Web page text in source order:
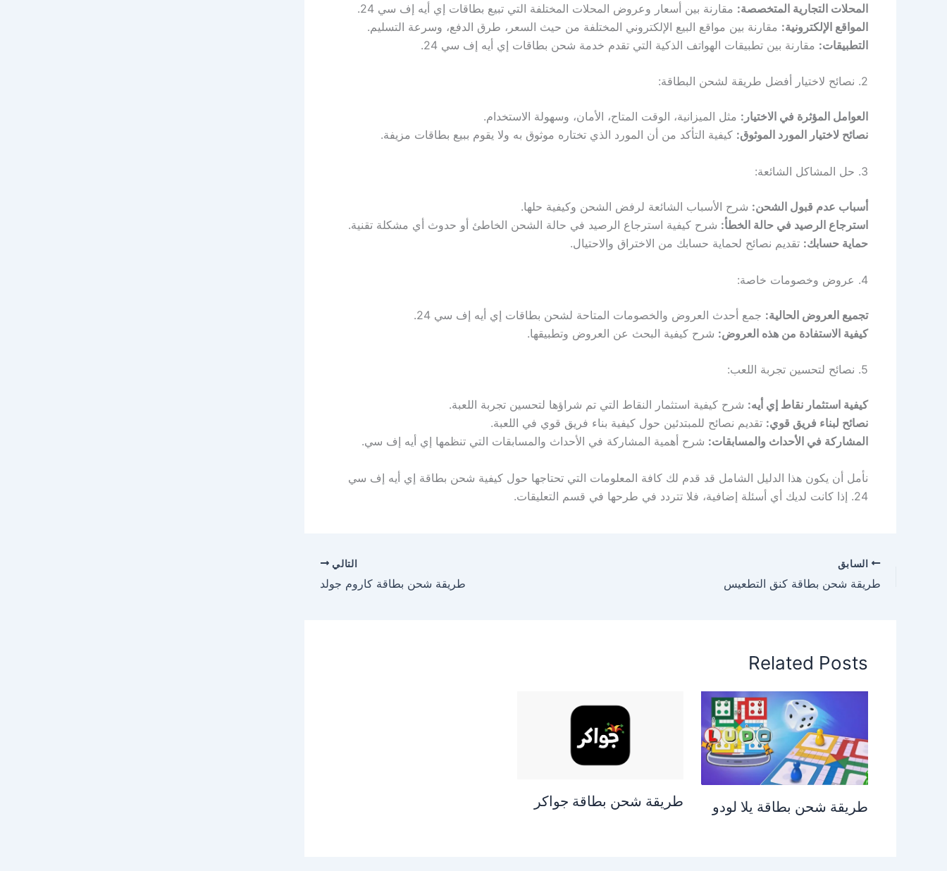
المحلات التجارية المتخصصة: مقارنة بين أسعار وعروض المحلات المختلفة التي تبيع بطاقات إي أيه إف سي 24.
المواقع الإلكترونية: مقارنة بين مواقع البيع الإلكتروني المختلفة من حيث السعر، طرق الدفع، وسرعة التسليم.
التطبيقات: مقارنة بين تطبيقات الهواتف الذكية التي تقدم خدمة شحن بطاقات إي أيه إف سي 24.
2. نصائح لاختيار أفضل طريقة لشحن البطاقة:
العوامل المؤثرة في الاختيار: مثل الميزانية، الوقت المتاح، الأمان، وسهولة الاستخدام.
نصائح لاختيار المورد الموثوق: كيفية التأكد من أن المورد الذي تختاره موثوق به ولا يقوم ببيع بطاقات مزيفة.
3. حل المشاكل الشائعة:
أسباب عدم قبول الشحن: شرح الأسباب الشائعة لرفض الشحن وكيفية حلها.
استرجاع الرصيد في حالة الخطأ: شرح كيفية استرجاع الرصيد في حالة الشحن الخاطئ أو حدوث أي مشكلة تقنية.
حماية حسابك: تقديم نصائح لحماية حسابك من الاختراق والاحتيال.
4. عروض وخصومات خاصة:
تجميع العروض الحالية: جمع أحدث العروض والخصومات المتاحة لشحن بطاقات إي أيه إف سي 24.
كيفية الاستفادة من هذه العروض: شرح كيفية البحث عن العروض وتطبيقها.
5. نصائح لتحسين تجربة اللعب:
كيفية استثمار نقاط إي أيه: شرح كيفية استثمار النقاط التي تم شراؤها لتحسين تجربة اللعبة.
نصائح لبناء فريق قوي: تقديم نصائح للمبتدئين حول كيفية بناء فريق قوي في اللعبة.
المشاركة في الأحداث والمسابقات: شرح أهمية المشاركة في الأحداث والمسابقات التي تنظمها إي أيه إف سي.
نأمل أن يكون هذا الدليل الشامل قد قدم لك كافة المعلومات التي تحتاجها حول كيفية شحن بطاقة إي أيه إف سي
24. إذا كانت لديك أي أسئلة إضافية، فلا تتردد في طرحها في قسم التعليقات.
السابق
طريقة شحن بطاقة كنق التطعيس
التالي
طريقة شحن بطاقة كاروم جولد
Related Posts
طريقة شحن بطاقة يلا لودو طريقة شحن بطاقة جواكر